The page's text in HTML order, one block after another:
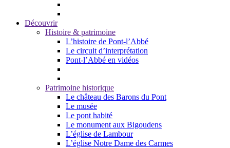
Découvrir
Histoire & patrimoine
L’histoire de Pont-l’Abbé
Le circuit d’interprétation
Pont-l’Abbé en vidéos
Patrimoine historique
Le château des Barons du Pont
Le musée
Le pont habité
Le monument aux Bigoudens
L’église de Lambour
L’église Notre Dame des Carmes